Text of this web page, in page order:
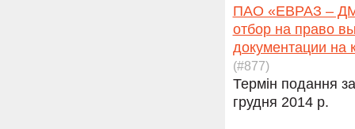
ПАО «ЕВРАЗ –
отбор на право
документации на
(#877)
Термін подання
грудня 2014 р.